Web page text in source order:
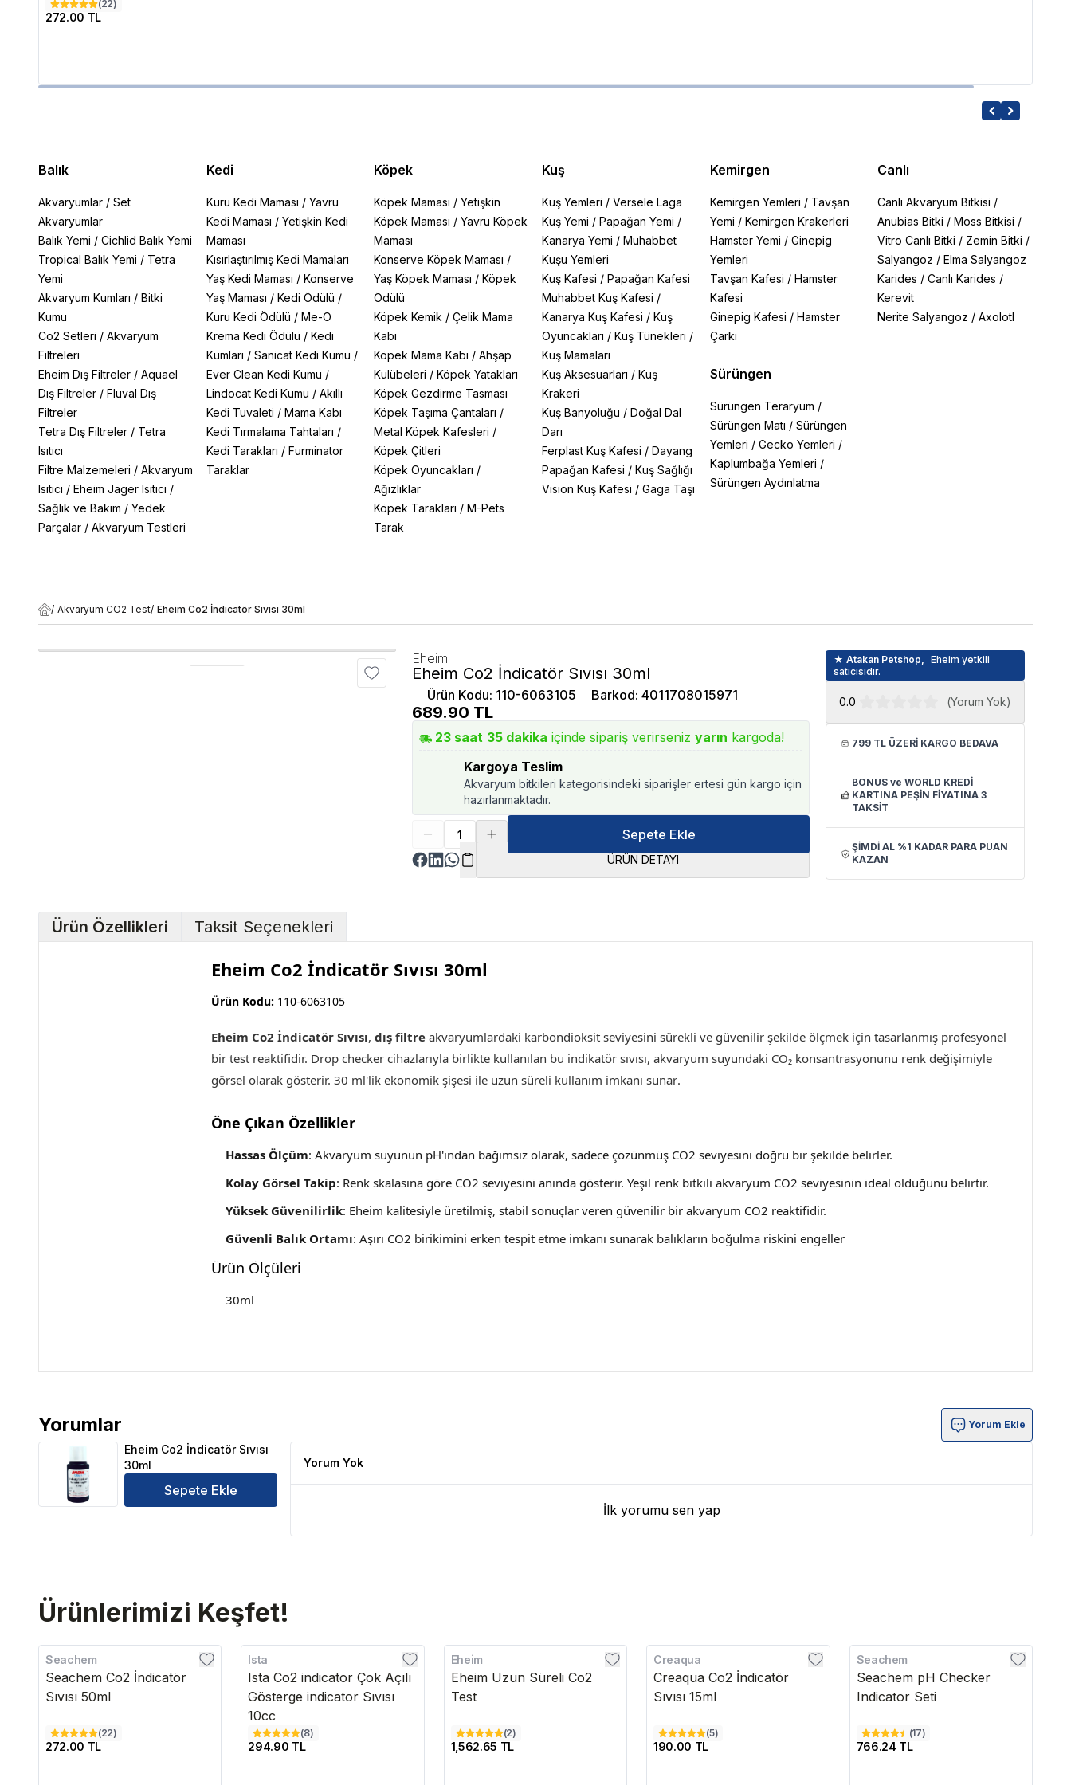
(22)
272.00 TL
Balık
Akvaryumlar / Set
Akvaryumlar
Balık Yemi / Cichlid Balık Yemi
Tropical Balık Yemi / Tetra
Yemi
Akvaryum Kumları / Bitki
Kumu
Co2 Setleri / Akvaryum
Filtreleri
Eheim Dış Filtreler / Aquael
Dış Filtreler / Fluval Dış
Filtreler
Tetra Dış Filtreler / Tetra
Isıtıcı
Filtre Malzemeleri / Akvaryum
Isıtıcı / Eheim Jager Isıtıcı /
Sağlık ve Bakım / Yedek
Parçalar / Akvaryum Testleri
Kedi
Kuru Kedi Maması / Yavru
Kedi Maması / Yetişkin Kedi
Maması
Kısırlaştırılmış Kedi Mamaları
Yaş Kedi Maması / Konserve
Yaş Maması / Kedi Ödülü /
Kuru Kedi Ödülü / Me-O
Krema Kedi Ödülü / Kedi
Kumları / Sanicat Kedi Kumu /
Ever Clean Kedi Kumu /
Lindocat Kedi Kumu / Akıllı
Kedi Tuvaleti / Mama Kabı
Kedi Tırmalama Tahtaları /
Kedi Tarakları / Furminator
Taraklar
Köpek
Köpek Maması /Yetişkin
Köpek Maması /Yavru Köpek
Maması
Konserve Köpek Maması /
Yaş Köpek Maması /Köpek
Ödülü
Köpek Kemik /Çelik Mama
Kabı
Köpek Mama Kabı /Ahşap
Kulübeleri /Köpek Yatakları
Köpek Gezdirme Tasması
Köpek Taşıma Çantaları /
Metal Köpek Kafesleri /
Köpek Çitleri
Köpek Oyuncakları /
Ağızlıklar
Köpek Tarakları /M-Pets
Tarak
Kuş
Kuş Yemleri / Versele Laga
Kuş Yemi / Papağan Yemi /
Kanarya Yemi / Muhabbet
Kuşu Yemleri
Kuş Kafesi / Papağan Kafesi
Muhabbet Kuş Kafesi /
Kanarya Kuş Kafesi / Kuş
Oyuncakları / Kuş Tünekleri /
Kuş Mamaları
Kuş Aksesuarları / Kuş
Krakeri
Kuş Banyoluğu / Doğal Dal
Darı
Ferplast Kuş Kafesi / Dayang
Papağan Kafesi / Kuş Sağlığı
Vision Kuş Kafesi / Gaga Taşı
Kemirgen
Kemirgen Yemleri / Tavşan
Yemi / Kemirgen Krakerleri
Hamster Yemi / Ginepig
Yemleri
Tavşan Kafesi / Hamster
Kafesi
Ginepig Kafesi / Hamster
Çarkı
Sürüngen
Sürüngen Teraryum /
Sürüngen Matı / Sürüngen
Yemleri / Gecko Yemleri /
Kaplumbağa Yemleri /
Sürüngen Aydınlatma
Canlı
Canlı Akvaryum Bitkisi /
Anubias Bitki /Moss Bitkisi /
Vitro Canlı Bitki / Zemin Bitki /
Salyangoz /Elma Salyangoz
Karides /Canlı Karides /
Kerevit
Nerite Salyangoz /Axolotl
/ Akvaryum CO2 Test/ Eheim Co2 İndicatör Sıvısı 30ml
Eheim
Eheim Co2 İndicatör Sıvısı 30ml
Ürün Kodu: 110-6063105 Barkod:4011708015971
689.90 TL
23 saat 35 dakika içinde sipariş verirseniz yarın kargoda!
Kargoya Teslim
Akvaryum bitkileri kategorisindeki siparişler ertesi gün kargo için
hazırlanmaktadır.
Sepete Ekle
ÜRÜN DETAYI
★ Atakan Petshop,
Eheim yetkili
satıcısıdır.
0.0 (Yorum Yok)
799 TL ÜZERİ KARGO BEDAVA
BONUS ve WORLD KREDİ
KARTINA PEŞİN FİYATINA 3
TAKSİT
ŞİMDİ AL %1 KADAR PARA PUAN
KAZAN
Ürün Özellikleri Taksit Seçenekleri
Eheim Co2 İndicatör Sıvısı 30ml
Ürün Kodu: 110-6063105
Eheim Co2 İndicatör Sıvısı, dış filtre akvaryumlardaki karbondioksit seviyesini sürekli ve güvenilir şekilde ölçmek için tasarlanmış profesyonel
bir test reaktifidir. Drop checker cihazlarıyla birlikte kullanılan bu indikatör sıvısı, akvaryum suyundaki CO₂ konsantrasyonunu renk değişimiyle
görsel olarak gösterir. 30 ml'lik ekonomik şişesi ile uzun süreli kullanım imkanı sunar.
Öne Çıkan Özellikler
Hassas Ölçüm: Akvaryum suyunun pH'ından bağımsız olarak, sadece çözünmüş CO2 seviyesini doğru bir şekilde belirler.
Kolay Görsel Takip: Renk skalasına göre CO2 seviyesini anında gösterir. Yeşil renk bitkili akvaryum CO2 seviyesinin ideal olduğunu belirtir.
Yüksek Güvenilirlik: Eheim kalitesiyle üretilmiş, stabil sonuçlar veren güvenilir bir akvaryum CO2 reaktifidir.
Güvenli Balık Ortamı: Aşırı CO2 birikimini erken tespit etme imkanı sunarak balıkların boğulma riskini engeller
Ürün Ölçüleri
30ml
Yorumlar
Eheim Co2 İndicatör Sıvısı 30ml Ürün Yorumları
Yorum Ekle
Eheim Co2 İndicatör Sıvısı
30ml
Sepete Ekle
Yorum Yok
İlk yorumu sen yap
Ürünlerimizi Keşfet!
Seachem
Seachem Co2 İndicatör
Sıvısı 50ml
(22)
272.00 TL
Ista
Ista Co2 indicator Çok Açılı
Gösterge indicator Sıvısı
10cc
(8)
294.90 TL
Eheim
Eheim Uzun Süreli Co2
Test
(2)
1,562.65 TL
Creaqua
Creaqua Co2 İndicatör
Sıvısı 15ml
(5)
190.00 TL
Seachem
Seachem pH Checker
Indicator Seti
(17)
766.24 TL